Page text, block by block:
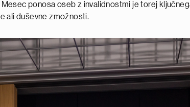
ponosa oseb z invalidnostmi je torej
ali duševne zmožnosti.